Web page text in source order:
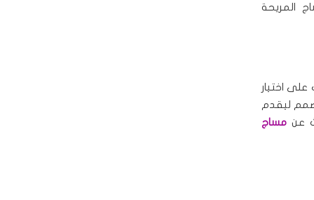
المريحة
اختيار
ليقدم
عن مساج